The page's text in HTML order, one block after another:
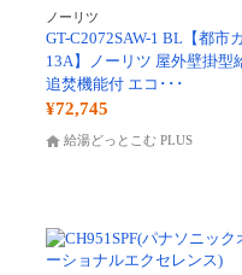
ノーリツ
GT-C2072SAW-1 BL【都市
13A】ノーリツ 屋外壁掛型
追焚機能付 エコ･･･
¥72,745
給湯どっとこむ PLUS